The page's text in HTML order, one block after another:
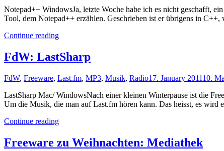
Notepad++ WindowsJa, letzte Woche habe ich es nicht geschafft,
Tool, dem Notepad++ erzählen. Geschrieben ist er übrigens in
Continue reading"FdW:
FdW: LastSharp
FdW, Freeware, Last.fm, MP3, Musik, Radio17. January 201110.
LastSharp Mac/ WindowsNach einer kleinen Winterpause ist die
Um die Musik, die man auf Last.fm hören kann. Das heisst, es
Continue reading"FdW:
Freeware zu Weihnachten: Mediathek